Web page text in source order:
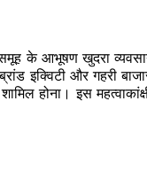
के आभूषण खुदरा
इक्विटी और गहरी
होना। इस